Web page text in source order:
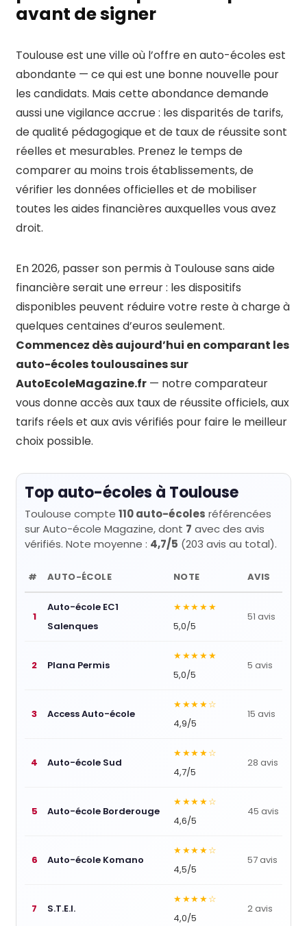
avant de signer
Toulouse est une ville où l’offre en auto-écoles est
abondante — ce qui est une bonne nouvelle pour
les candidats. Mais cette abondance demande
aussi une vigilance accrue : les disparités de tarifs,
de qualité pédagogique et de taux de réussite sont
réelles et mesurables. Prenez le temps de
comparer au moins trois établissements, de
vérifier les données officielles et de mobiliser
toutes les aides financières auxquelles vous avez
droit.
En 2026, passer son permis à Toulouse sans aide
financière serait une erreur : les dispositifs
disponibles peuvent réduire votre reste à charge à
quelques centaines d’euros seulement.
Commencez dès aujourd’hui en comparant les
auto-écoles toulousaines sur
AutoEcoleMagazine.fr — notre comparateur
vous donne accès aux taux de réussite officiels, aux
tarifs réels et aux avis vérifiés pour faire le meilleur
choix possible.
Top auto-écoles à Toulouse
Toulouse compte 110 auto-écoles référencées
sur Auto-école Magazine, dont 7 avec des avis
vérifiés. Note moyenne : 4,7/5 (203 avis au total).
# AUTO-ÉCOLE NOTE AVIS
1
Auto-école EC1
Salenques
★★★★★
5,0/5
51 avis
2 Plana Permis
★★★★★
5,0/5
5 avis
3 Access Auto-école
★★★★☆
4,9/5
15 avis
4 Auto-école Sud
★★★★☆
4,7/5
28 avis
5 Auto-école Borderouge
★★★★☆
4,6/5
45 avis
6 Auto-école Komano
★★★★☆
4,5/5
57 avis
7 S.T.E.I.
★★★★☆
4,0/5
2 avis